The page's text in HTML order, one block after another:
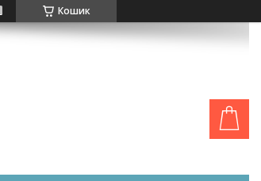
Кошик